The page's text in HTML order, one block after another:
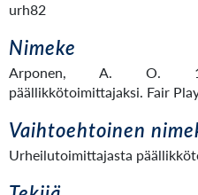
urh82
Nimeke
Arponen, A. O.
päällikkötoimittajaksi. Fair
Vaihtoehtoinen
Urheilutoimittajasta